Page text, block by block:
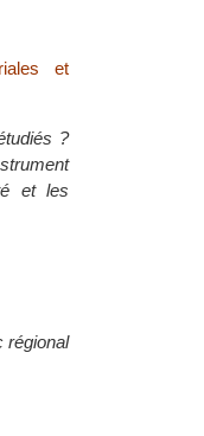
et
?
et les
régional